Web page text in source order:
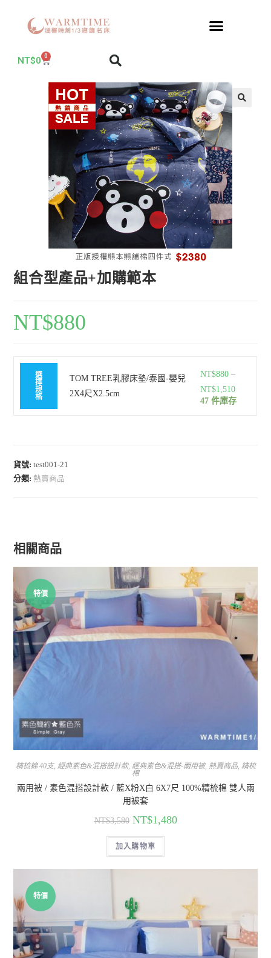
NT$0 0
組合型產品+加購範本
NT$880
選
擇
規
格
TOM TREE乳膠床墊/泰國-嬰兒
2X4尺X2.5cm
NT$880 –
NT$1,510
47 件庫存
貨號:test001-21
分類: 熱賣商品
相關商品
特價
精梳棉 40支, 經典素色&混搭設計款, 經典素色&混搭-兩用被, 熱賣商品, 精梳
棉
兩用被 / 素色混搭設計款 / 藍X粉X白 6X7尺 100%精梳棉 雙人兩
用被套
NT$3,580 NT$1,480
加入購物車
特價